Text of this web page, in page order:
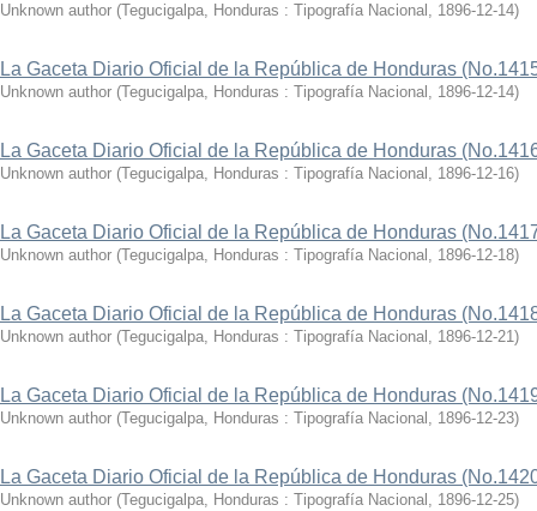
Unknown author (Tegucigalpa, Honduras : Tipografía Nacional , 1896-12-14)
La Gaceta Diario Oficial de la República de Honduras
Unknown author (Tegucigalpa, Honduras : Tipografía Nacional , 1896-12-14)
La Gaceta Diario Oficial de la República de Honduras
Unknown author (Tegucigalpa, Honduras : Tipografía Nacional , 1896-12-16)
La Gaceta Diario Oficial de la República de Honduras
Unknown author (Tegucigalpa, Honduras : Tipografía Nacional , 1896-12-18)
La Gaceta Diario Oficial de la República de Honduras
Unknown author (Tegucigalpa, Honduras : Tipografía Nacional , 1896-12-21)
La Gaceta Diario Oficial de la República de Honduras
Unknown author (Tegucigalpa, Honduras : Tipografía Nacional , 1896-12-23)
La Gaceta Diario Oficial de la República de Honduras
Unknown author (Tegucigalpa, Honduras : Tipografía Nacional , 1896-12-25)